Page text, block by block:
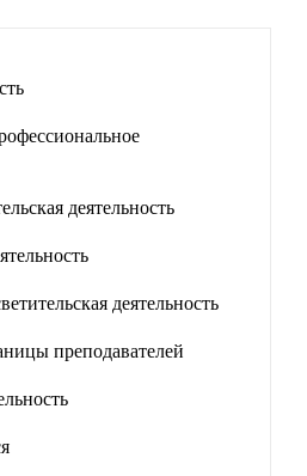
деятельность
деятельность
преподавателей